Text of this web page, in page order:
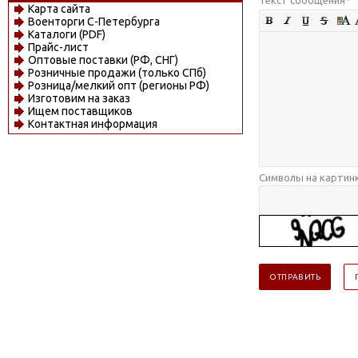
Карта сайта
Военторги С-Петербурга
Каталоги (PDF)
Прайс-лист
Оптовые поставки (РФ, СНГ)
Розничные продажи (только СПб)
Розница/мелкий опт (регионы РФ)
Изготовим на заказ
Ищем поставщиков
Контактная информация
Символы на